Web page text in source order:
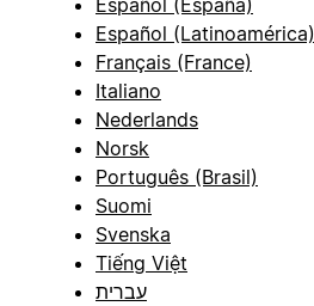
Español (España)
Español (Latinoamérica)
Français (France)
Italiano
Nederlands
Norsk
Português (Brasil)
Suomi
Svenska
Tiếng Việt
עברית